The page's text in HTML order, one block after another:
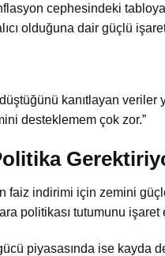
cephesindeki
olduğuna dair güçlü
kanıtlayan
desteklemem çok zor.”
faiz indirimi için zemini
politikası tutumunu işaret
piyasasında ise kayda